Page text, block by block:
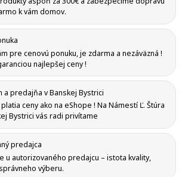
k vám domov.
pre cenovú ponuku, je zdarma a nezáväzná !
najlepšej ceny !
a predajňa v Banskej Bystrici
ceny ako na eShope ! Na Námestí Ľ. Štúra
Bystrici vás radi privítame
predajca
u autorizovaného predajcu – istota kvality,
výberu.